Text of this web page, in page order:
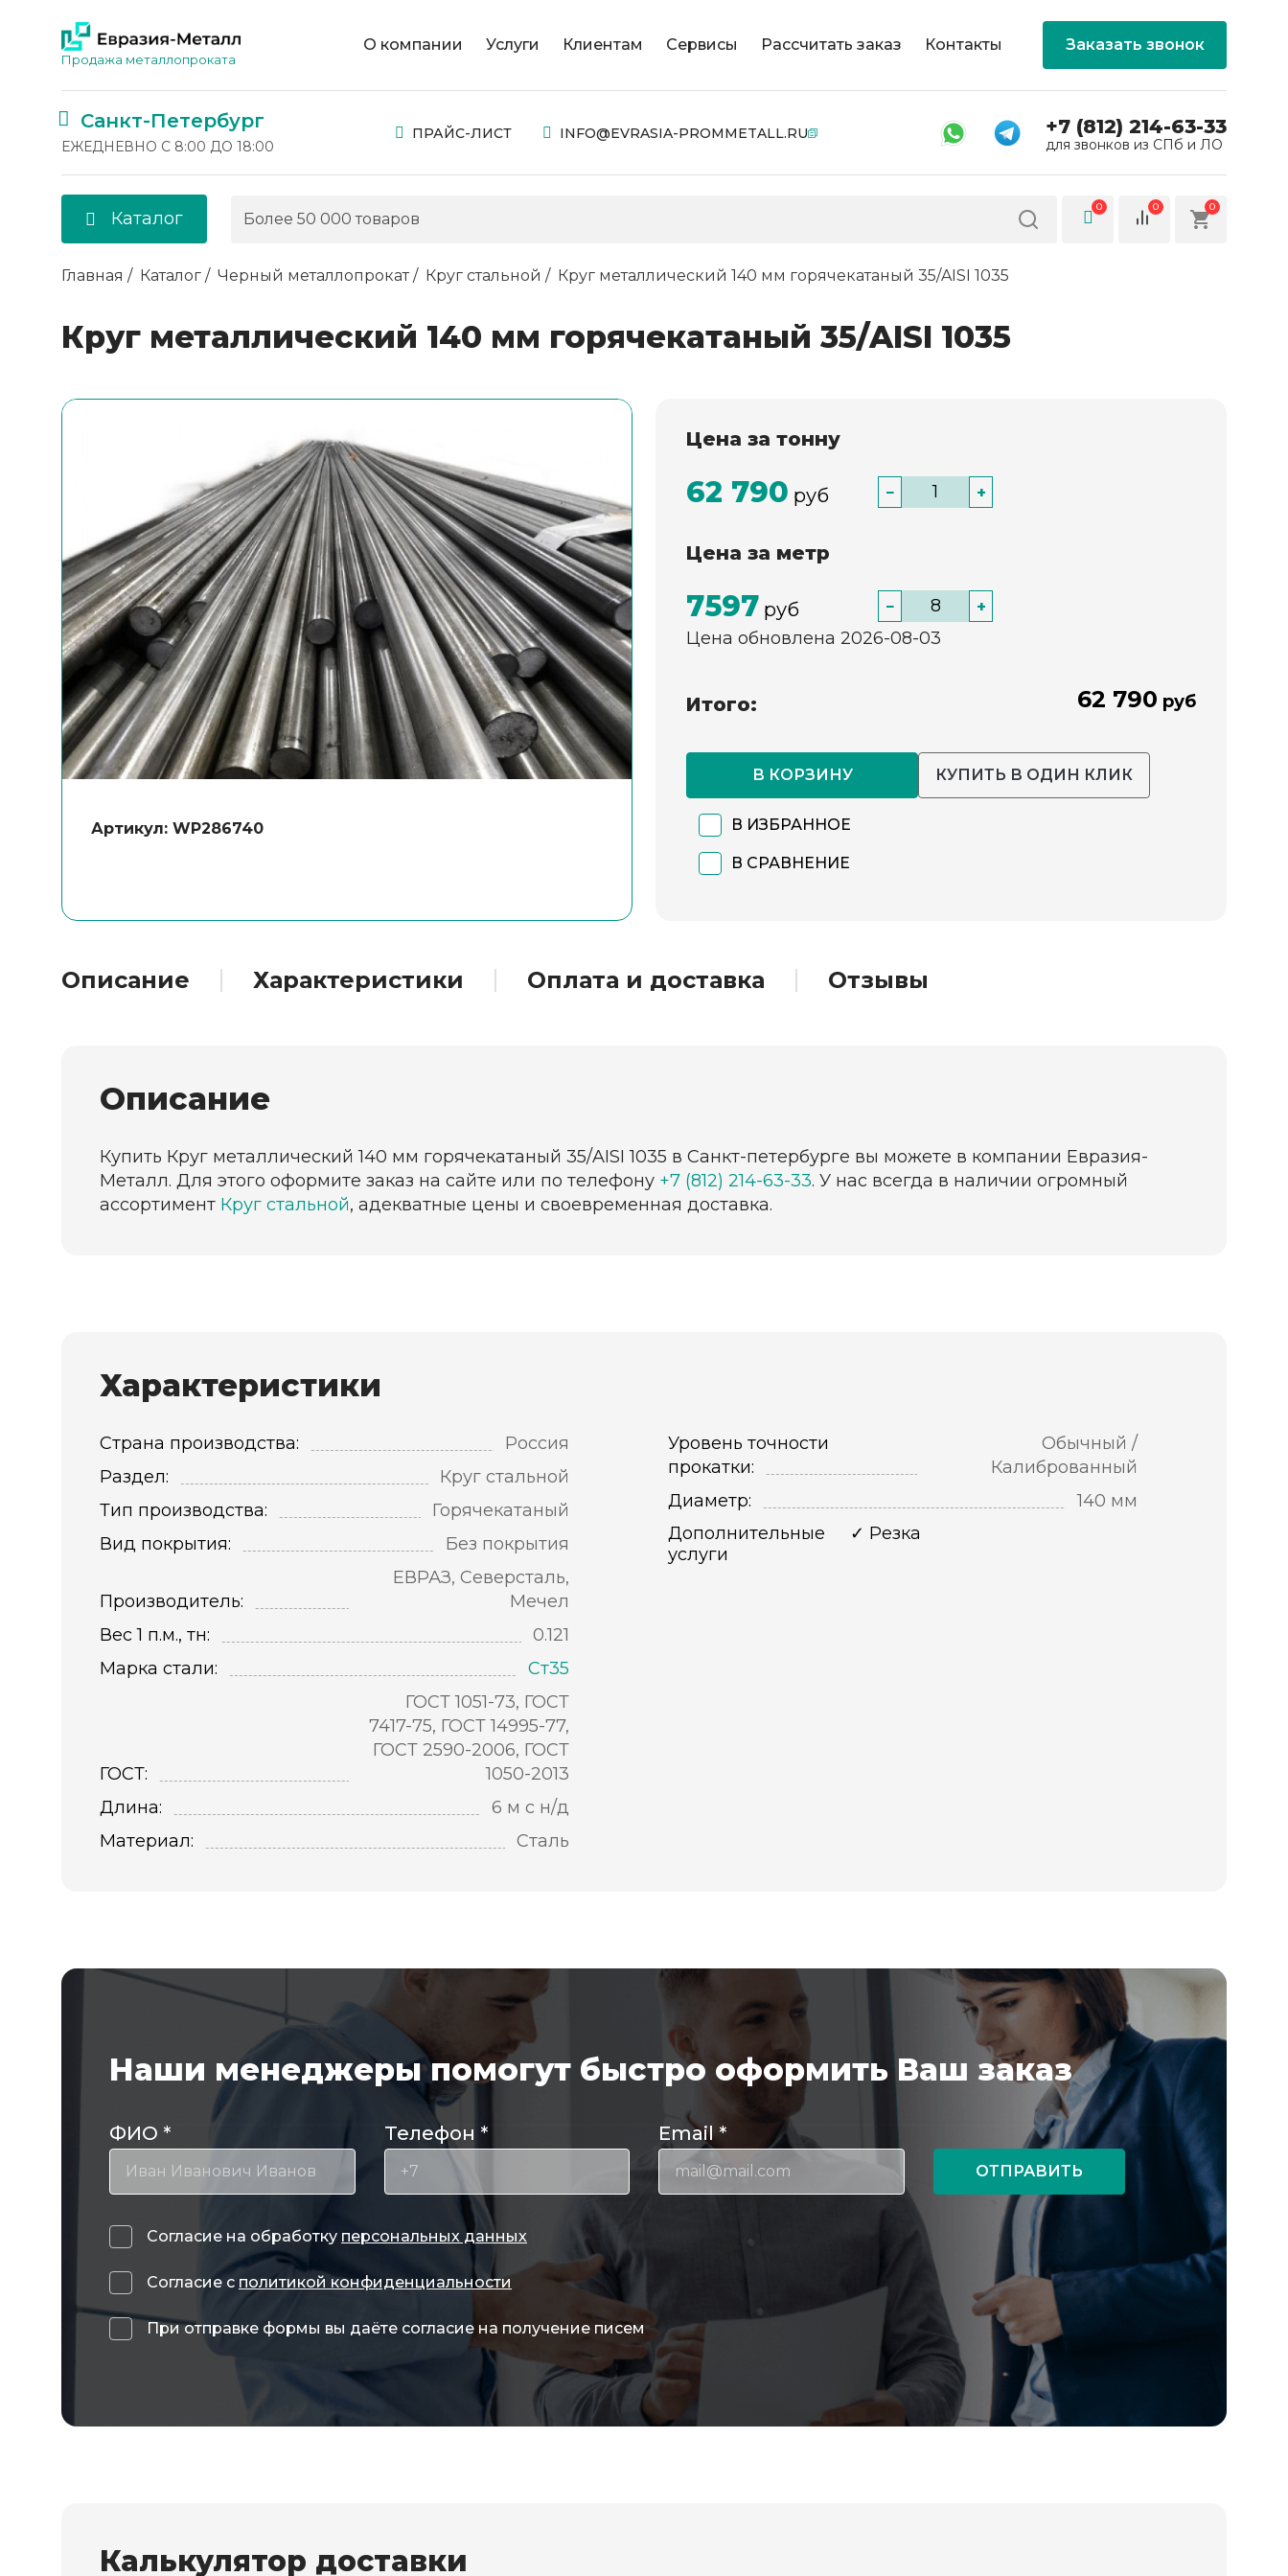
Продажа металлопроката
О компании Услуги Клиентам Сервисы Рассчитать заказ Контакты Заказать звонок
Санкт-Петербург
ЕЖЕДНЕВНО С 8:00 ДО 18:00
ПРАЙС-ЛИСТ INFO@EVRASIA-PROMMETALL.RU +7 (812) 214-63-33
для звонков из СПб и ЛО
Каталог
0 0 0
Главная Каталог Черный металлопрокат Круг стальной Круг металлический 140 мм горячекатаный 35/AISI 1035
Круг металлический 140 мм горячекатаный 35/AISI 1035
Артикул: WP286740
Цена за тонну
62 790 руб − +
Цена за метр
7597 руб − +
Цена обновлена 2026-08-03
Итого: 62 790 руб
В КОРЗИНУ КУПИТЬ В ОДИН КЛИК
В ИЗБРАННОЕ
В СРАВНЕНИЕ
Описание Характеристики Оплата и доставка Отзывы
Описание
Купить Круг металлический 140 мм горячекатаный 35/AISI 1035 в Санкт-петербурге вы можете в компании Евразия-
Металл. Для этого оформите заказ на сайте или по телефону +7 (812) 214-63-33. У нас всегда в наличии огромный
ассортимент Круг стальной, адекватные цены и своевременная доставка.
Характеристики
Страна производства:
Россия
Раздел:
Круг стальной
Тип производства:
Горячекатаный
Вид покрытия:
Без покрытия
Производитель:
ЕВРАЗ, Северсталь,
Мечел
Вес 1 п.м., тн:
0.121
Марка стали:
Ст35
ГОСТ:
ГОСТ 1051-73, ГОСТ
7417-75, ГОСТ 14995-77,
ГОСТ 2590-2006, ГОСТ
1050-2013
Длина:
6 м с н/д
Материал:
Сталь
Уровень точности
прокатки:
Обычный /
Калиброванный
Диаметр:
140 мм
Дополнительные
услуги
Резка
Наши менеджеры помогут быстро оформить Ваш заказ
ФИО * Телефон * Email *
ОТПРАВИТЬ
Согласие на обработку персональных данных
Согласие с политикой конфиденциальности
При отправке формы вы даёте согласие на получение писем
Калькулятор доставки